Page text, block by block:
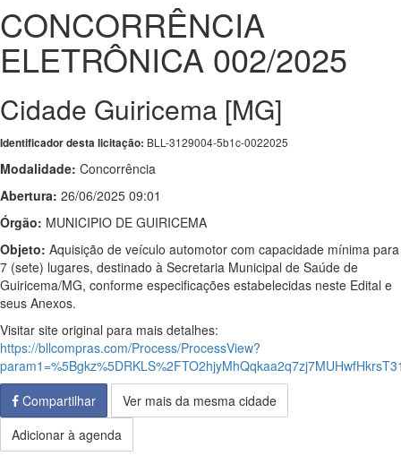
CONCORRÊNCIA
ELETRÔNICA 002/2025
Cidade Guiricema [MG]
Identificador desta licitação: BLL-3129004-5b1c-0022025
Modalidade: Concorrência
Abertura: 26/06/2025 09:01
Órgão: MUNICIPIO DE GUIRICEMA
Objeto: Aquisição de veículo automotor com capacidade mínima para
7 (sete) lugares, destinado à Secretaria Municipal de Saúde de
Guiricema/MG, conforme especificações estabelecidas neste Edital e
seus Anexos.
Visitar site original para mais detalhes:
https://bllcompras.com/Process/ProcessView?
Compartilhar
Ver mais da mesma cidade
Adicionar à agenda